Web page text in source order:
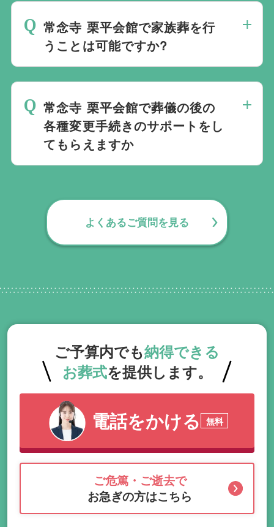
れる人数によって選んだ式場が適している
か注意しておくと良いです。当社の相談員
は斎場を熟知しておりますので、ご不安な
点がありましたらお気軽にご相談くださ
い。
常念寺 栗平会館で家族葬を行
うことは可能ですか?
要望にお応えしております。
常念寺 栗平会館で葬儀の後の
各種変更手続きのサポートをし
てもらえますか
の手続きとお答えになる方が70パーセント
以上でして、お客様が日常にお戻りいただ
くまでの期間、回数の制限なく、当社の専
よくあるご質問を見る
ご予算内でも納得できる
お葬式を提供します。
電話をかける 無料
ご危篤・ご逝去で
お急ぎの方はこちら